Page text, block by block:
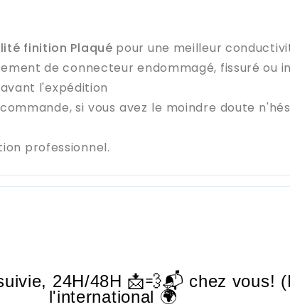
finition Plaqué pour une meilleur
de connecteur endommagé, fissuré ou
l'expédition
si vous avez le moindre doute
professionnel.
24H/48H 📩💨📬 chez vous!
l'international 🌍